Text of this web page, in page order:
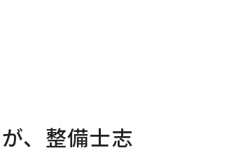
、整備士志